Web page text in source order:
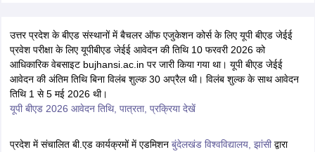
Sample Papers
उत्तर प्रदेश के बीएड संस्थानों में बैचलर ऑफ एजुकेशन कोर्स के लिए यूपी बीएड जेईई
प्रवेश परीक्षा के लिए यूपीबीएड जेईई आवेदन की तिथि 10 फरवरी 2026 को
आधिकारिक वेबसाइट bujhansi.ac.in पर जारी किया गया था। यूपी बीएड जेईई
आवेदन की अंतिम तिथि बिना विलंब शुल्क 30 अप्रैल थी। विलंब शुल्क के साथ आवेदन
तिथि 1 से 5 मई 2026 थी।
यूपी बीएड 2026 आवेदन तिथि, पात्रता, प्रक्रिया देखें
प्रदेश में संचालित बी.एड कार्यक्रमों में एडमिशन बुंदेलखंड विश्वविद्यालय, झांसीद्वारा